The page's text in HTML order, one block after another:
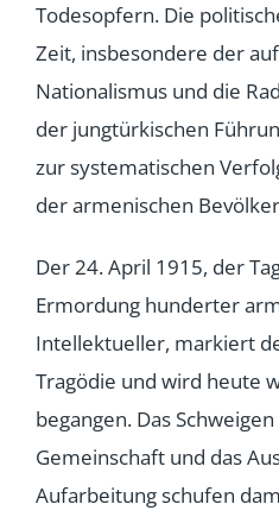
Todesopfern. Die
Zeit, insbesondere der
Nationalismus und die
der jungtürkischen
zur systematischen
der armenischen
Der 24. April 1915, der
Ermordung hunderter
Intellektueller, markiert
Tragödie und wird heute
begangen. Das
Gemeinschaft und das
Aufarbeitung schufen